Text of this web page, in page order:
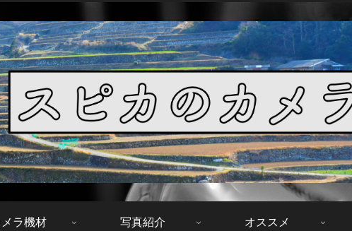
メラ機材 写真紹介 オススメ